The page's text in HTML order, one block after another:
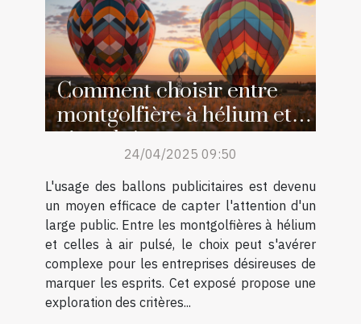
Comment choisir entre
montgolfière à hélium et à
air pulsé pour votre
publicité24/04/2025 09:50
L'usage des ballons publicitaires est devenu
un moyen efficace de capter l'attention d'un
large public. Entre les montgolfières à hélium
et celles à air pulsé, le choix peut s'avérer
complexe pour les entreprises désireuses de
marquer les esprits. Cet exposé propose une
exploration des critères...